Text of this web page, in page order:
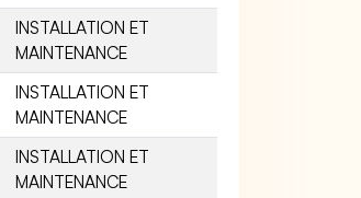
INSTALLATION ET
MAINTENANCE
INSTALLATION ET
MAINTENANCE
INSTALLATION ET
MAINTENANCE